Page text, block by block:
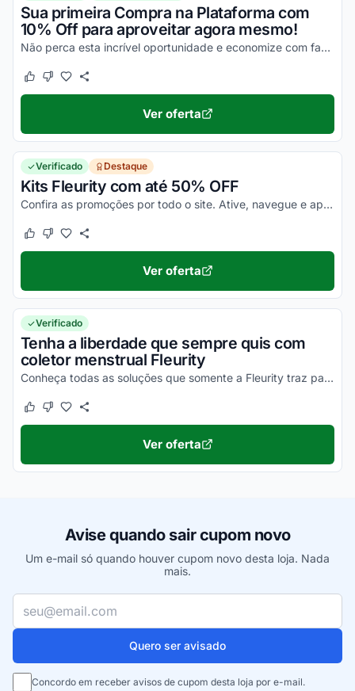
Sua primeira Compra na Plataforma com
10% Off para aproveitar agora mesmo!
Não perca esta incrível oportunidade e economize com facilidade nas suas compras!
Este cupom funcionou
Este cupom não funcionou
Ver oferta
Verificado Destaque
Kits Fleurity com até 50% OFF
Confira as promoções por todo o site. Ative, navegue e aproveite agora!
Este cupom funcionou
Este cupom não funcionou
Ver oferta
Verificado
Tenha a liberdade que sempre quis com
coletor menstrual Fleurity
Conheça todas as soluções que somente a Fleurity traz para as mulheres.
Este cupom funcionou
Este cupom não funcionou
Ver oferta
Avise quando sair cupom novo
Um e-mail só quando houver cupom novo desta loja. Nada
mais.
Seu e-mail
Quero ser avisado
Concordo em receber avisos de cupom desta loja por e-mail.